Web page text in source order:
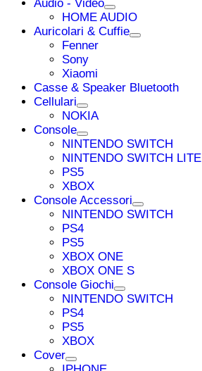
Audio - Video
HOME AUDIO
Auricolari & Cuffie
Fenner
Sony
Xiaomi
Casse & Speaker Bluetooth
Cellulari
NOKIA
Console
NINTENDO SWITCH
NINTENDO SWITCH LITE
PS5
XBOX
Console Accessori
NINTENDO SWITCH
PS4
PS5
XBOX ONE
XBOX ONE S
Console Giochi
NINTENDO SWITCH
PS4
PS5
XBOX
Cover